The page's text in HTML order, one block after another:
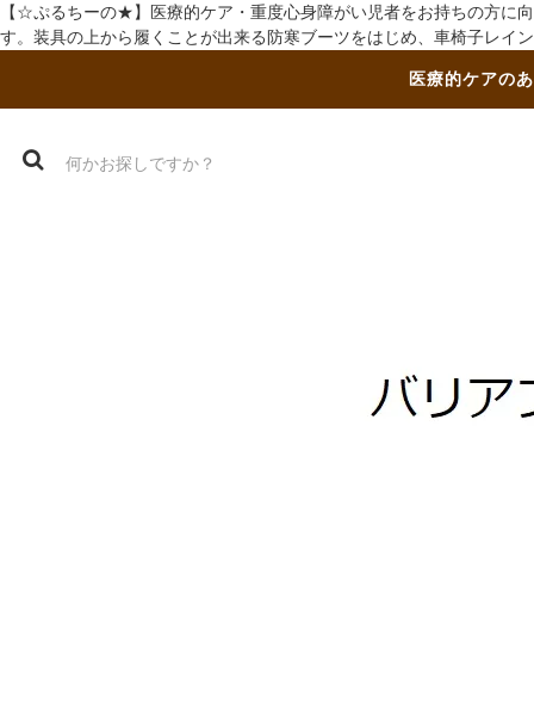
【☆ぷるちーの★】医療的ケア・重度心身障がい児者をお持ちの方
す。装具の上から履くことが出来る防寒ブーツをはじめ、車椅子レイ
医療的ケアの